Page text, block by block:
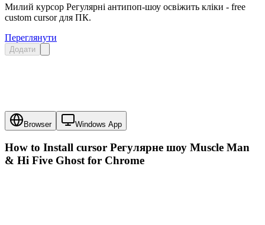
Милий курсор Регулярні антипоп-шоу освіжить кліки - free
custom cursor для ПК.
Переглянути
Додати
Browser Windows App
How to Install cursor Регулярне шоу Muscle Man
& Hi Five Ghostfor Chrome